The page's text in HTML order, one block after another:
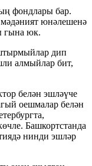
фондлары бар.
юнәлешенә
гына юк.
дип
алмыйлар бит,
белән эшләүче
оешмалар белән
Башкортстанда
нинди эшләр